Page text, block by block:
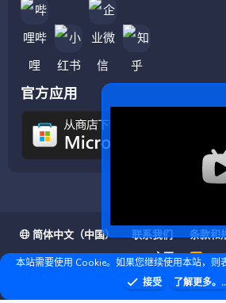
官方应用
简体中文（中国） 联系我们 条款和
主页
R
S
S
❤ © Copyright 2020–2026 基岩科技 版权所有 |
本站需要使用 Cookie。如果您继续使用本站，则
接受
了解更多。